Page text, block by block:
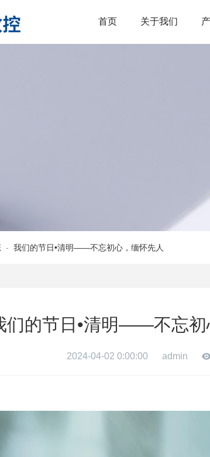
首页 关于我们
- 我们的节日•清明——不忘初心，缅怀先人
们的节日•清明——不忘初
2024-04-02 0:00:00 admin